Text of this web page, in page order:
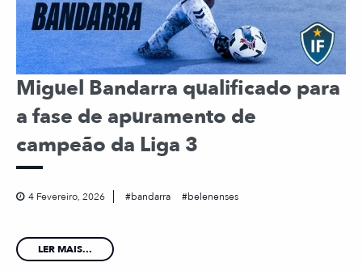
Miguel Bandarra qualificado para
a fase de apuramento de
campeão da Liga 3
4 Fevereiro, 2026 bandarra belenenses
LER MAIS...